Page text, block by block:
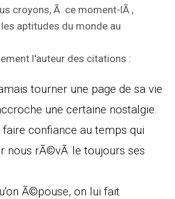
croyons, Ã ce moment-lÃ ,
aptitudes du monde au
l'auteur des citations :
tourner une page de sa vie
une certaine nostalgie.
confiance au temps qui
nous rÃ©vÃ¨le toujours ses
Ã©pouse, on lui fait